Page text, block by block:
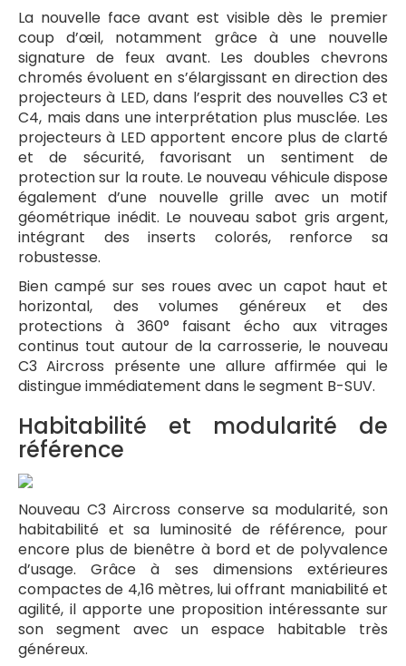
La nouvelle face avant est visible dès le premier
coup d’œil, notamment grâce à une nouvelle
signature de feux avant. Les doubles chevrons
chromés évoluent en s’élargissant en direction des
projecteurs à LED, dans l’esprit des nouvelles C3 et
C4, mais dans une interprétation plus musclée. Les
projecteurs à LED apportent encore plus de clarté
et de sécurité, favorisant un sentiment de
protection sur la route. Le nouveau véhicule dispose
également d’une nouvelle grille avec un motif
géométrique inédit. Le nouveau sabot gris argent,
intégrant des inserts colorés, renforce sa
robustesse.
Bien campé sur ses roues avec un capot haut et
horizontal, des volumes généreux et des
protections à 360° faisant écho aux vitrages
continus tout autour de la carrosserie, le nouveau
C3 Aircross présente une allure affirmée qui le
distingue immédiatement dans le segment B-SUV.
Habitabilité et modularité de
référence
Nouveau C3 Aircross conserve sa modularité, son
habitabilité et sa luminosité de référence, pour
encore plus de bienêtre à bord et de polyvalence
d’usage. Grâce à ses dimensions extérieures
compactes de 4,16 mètres, lui offrant maniabilité et
agilité, il apporte une proposition intéressante sur
son segment avec un espace habitable très
généreux.